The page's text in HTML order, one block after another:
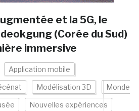
et la 5G, le
(Corée du Sud)
immersive
Application mobile
Modélisation 3D Monde
Nouvelles expériences